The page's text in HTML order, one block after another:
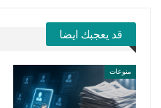
قد يعجبك ايضا
منوعات